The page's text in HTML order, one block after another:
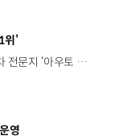
’
기아 EV3가 독일의 유력 자동차 전문지 ‘아우토 자이퉁’이 실시한 도심형 크로스오버 전기차 비교 평가에서 ‘종합 1위’를 차지했습니다. EV3는 58.3kWh 배터리를 탑재한 스탠다드 모델로 평가를 받았는데요. 차체, 주행 편의, 파워트레인 항목에서 모두 1위를 차지하며 총점 3,039점을 획득해, 4개 경쟁 차종을 제치고 종합 1위에 올랐습니다. 특히 EV3는 실주행 테스트에서 335km의 항속거리를 기록해 동급 대비 뛰어난 파워트레인 경쟁력을 입증했는데요. 독일의 열악한 도로 상태를 극복하는 섬세한 서스펜션과 넉넉한 공간 등이 장거리 주행의 편안함을 보장한다는 호평을 받았습니다.
영